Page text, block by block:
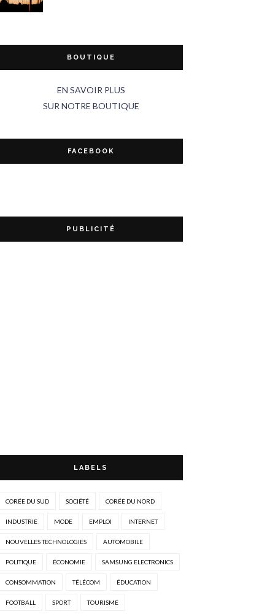
BOUTIQUE
EN SAVOIR PLUS
SUR NOTRE BOUTIQUE
FACEBOOK
PUBLICITÉ
LABELS
CORÉE DU SUD SOCIÉTÉ CORÉE DU NORD
INDUSTRIE MODE EMPLOI INTERNET
NOUVELLES TECHNOLOGIES AUTOMOBILE
POLITIQUE ÉCONOMIE SAMSUNG ELECTRONICS
CONSOMMATION TÉLÉCOM ÉDUCATION
FOOTBALL SPORT TOURISME